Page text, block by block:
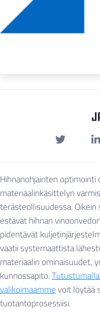
Hihnanohjainten
materiaalinkäsittelyn
terästeollisuudessa.
estävät hihnan
pidentävät
vaatii systemaattista
materiaalin ominaisuudet,
kunnossapito.
valikoimaammevoit löytää
tuotantoprosessiisi.